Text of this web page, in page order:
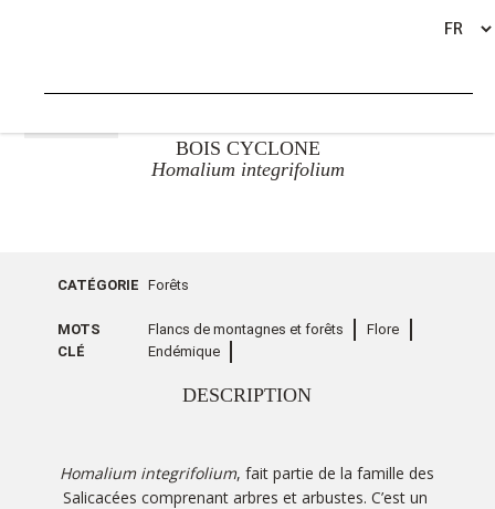
BOIS CYCLONE
Homalium integrifolium
CATÉGORIE Forêts
MOTS
CLÉ
Flancs de montagnes et forêts
Flore
Endémique
DESCRIPTION
Homalium integrifolium, fait partie de la famille des
Salicacées comprenant arbres et arbustes. C’est un